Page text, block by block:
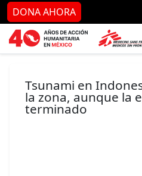
Ir al contenido principal
DONA AHORA
Tsunami en
la zona, aunque la
terminado